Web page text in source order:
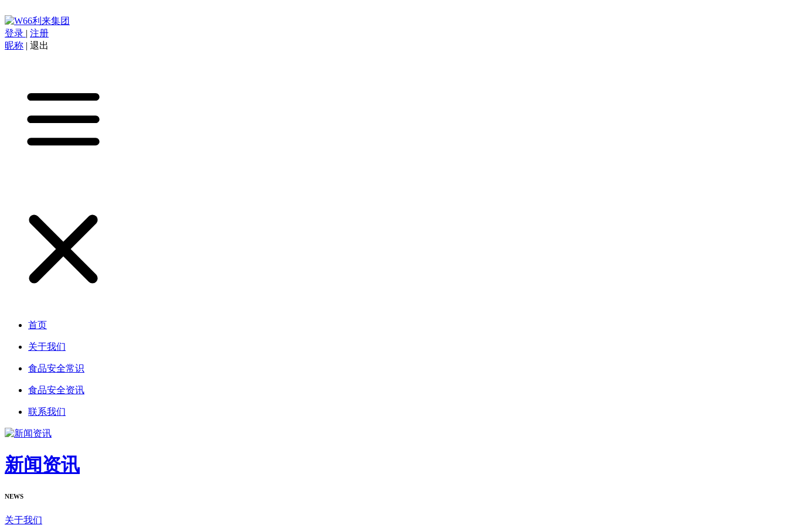
登录 | 注册
昵称 | 退出
首页
关于我们
食品安全常识
食品安全资讯
联系我们
新闻资讯
NEWS
关于我们